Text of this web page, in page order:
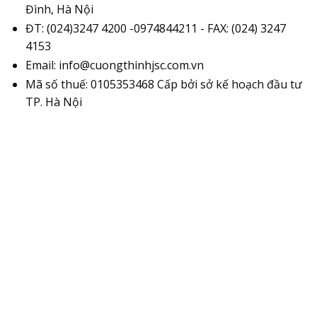
Đình, Hà Nội
ĐT: (024)3247 4200 -0974844211 - FAX: (024) 3247
4153
Email: info@cuongthinhjsc.com.vn
Mã số thuế: 0105353468 Cấp bởi sở kế hoạch đầu tư
TP. Hà Nội